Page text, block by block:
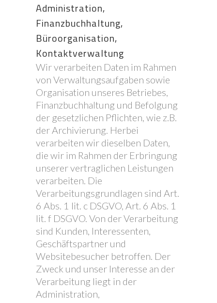
Administration,
Finanzbuchhaltung,
Büroorganisation,
Kontaktverwaltung
Wir verarbeiten Daten im Rahmen
von Verwaltungsaufgaben sowie
Organisation unseres Betriebes,
Finanzbuchhaltung und Befolgung
der gesetzlichen Pflichten, wie z.B.
der Archivierung. Herbei
verarbeiten wir dieselben Daten,
die wir im Rahmen der Erbringung
unserer vertraglichen Leistungen
verarbeiten. Die
Verarbeitungsgrundlagen sind Art.
6 Abs. 1 lit. c DSGVO, Art. 6 Abs. 1
lit. f DSGVO. Von der Verarbeitung
sind Kunden, Interessenten,
Geschäftspartner und
Websitebesucher betroffen. Der
Zweck und unser Interesse an der
Verarbeitung liegt in der
Administration,